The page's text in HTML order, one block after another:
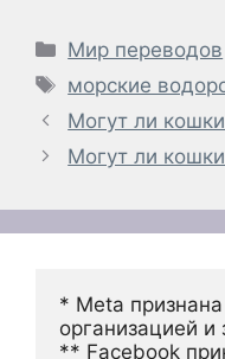
Рубрики
Мир переводов
Метки
морские
Могут ли
Могут ли
* Meta
организацией
** Facebook